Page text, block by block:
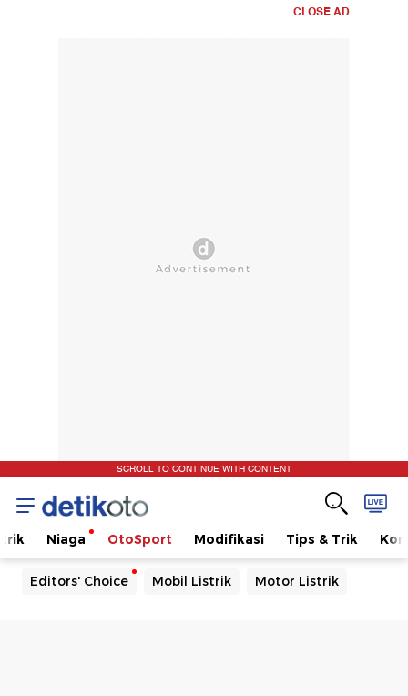
CLOSE AD
SCROLL TO CONTINUE WITH CONTENT
Niaga OtoSport Modifikasi Tips & Trik
Editors' Choice Mobil Listrik Motor Listrik